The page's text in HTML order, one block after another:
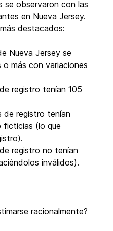
se observaron con las
en Nueva Jersey.
destacados:
Nueva Jersey se
más con variaciones
registro tenían 105
registro tenían
ficticias (lo que
registro no tenían
inválidos).
racionalmente?